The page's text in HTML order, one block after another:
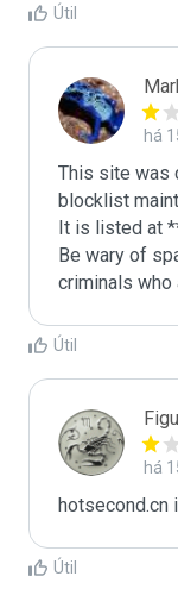
Útil
há
This site was
blocklist
It is listed at
Be wary of
criminals who
Útil
há
hotsecond.cn
Útil